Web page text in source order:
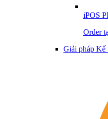
iPOS
Order
Giải pháp Kế